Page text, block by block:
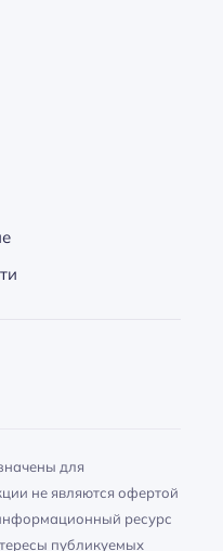
для
не являются офертой
ресурс
публикуемых